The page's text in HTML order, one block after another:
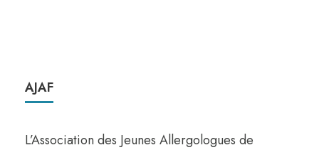
AJAF
L’Association des Jeunes Allergologues de